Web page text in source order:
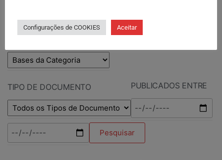
TIPO DE DOCUMENTO PUBLICADOS ENTRE
Configurações de COOKIES Aceitar